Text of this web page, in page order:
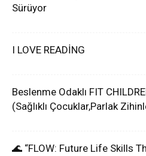
Sürüyor
I LOVE READİNG
Beslenme Odaklı FIT
(Sağlıklı Çocuklar,Parlak
🌊 “FLOW: Future Life Skills